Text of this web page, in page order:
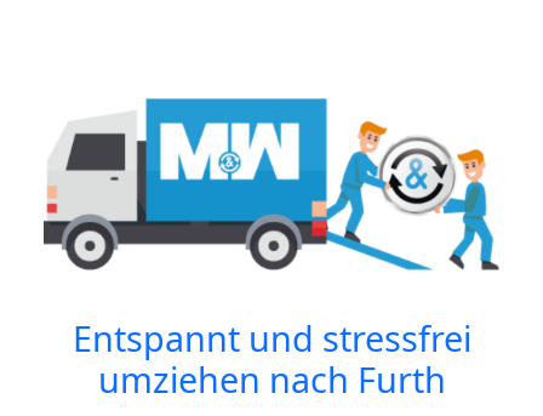
Entspannt und stressfrei
umziehen nach Furth